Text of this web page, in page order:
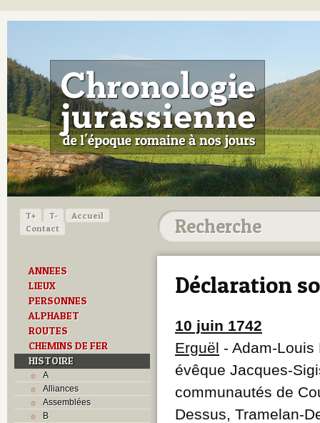
T+ T-
Accueil
Contact
ANNEES
LIEUX
PERSONNES
ALPHABET
ROUTES
CHEMINS DE FER
HISTOIRE
A
Alliances
Assemblées
B
Déclaration
10 juin 1742
Erguël - Adam-
évêque Jacques-
communautés de
Dessus, Tramelan-